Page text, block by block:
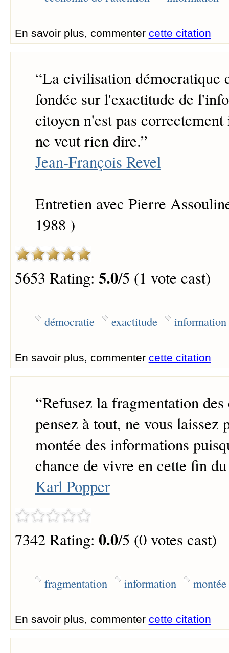
En savoir plus, commenter cette citation
“La civilisation démocratique
fondée sur l'exactitude de
citoyen n'est pas
ne veut rien dire.”
Jean-François Revel
Entretien avec Pierre
1988 )
5653 Rating: 5.0/5 (1 vote cast)
démocratie exactitude information
En savoir plus, commenter cette citation
“Refusez la fragmentation des
pensez à tout, ne vous laissez
montée des informations
chance de vivre en cette fin
Karl Popper
7342 Rating: 0.0/5 (0 votes cast)
fragmentation information montée
En savoir plus, commenter cette citation